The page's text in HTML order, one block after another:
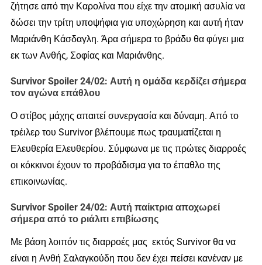
ζήτησε από την Καρολίνα που είχε την ατομική ασυλία να
δώσει την τρίτη υποψήφια για υποχώρηση και αυτή ήταν
Μαριάνθη Κάσδαγλη. Άρα σήμερα το βράδυ θα φύγει μια
εκ των Ανθής, Σοφίας και Μαριάνθης.
Survivor Spoiler 24/02: Αυτή η ομάδα κερδίζει σήμερα
τον αγώνα επάθλου
Ο στίβος μάχης απαιτεί συνεργασία και δύναμη. Από το
τρέιλερ του Survivor βλέπουμε πως τραυματίζεται η
Ελευθερία Ελευθερίου. Σύμφωνα με τις πρώτες διαρροές
οι κόκκινοι έχουν το προβάδισμα για το έπαθλο της
επικοινωνίας.
Survivor Spoiler 24/02: Αυτή παίκτρια αποχωρεί
σήμερα από το ριάλιτι επιβίωσης
Με βάση λοιπόν τις διαρροές μας εκτός Survivor θα να
είναι η Ανθή Σαλαγκούδη που δεν έχει πείσει κανέναν με